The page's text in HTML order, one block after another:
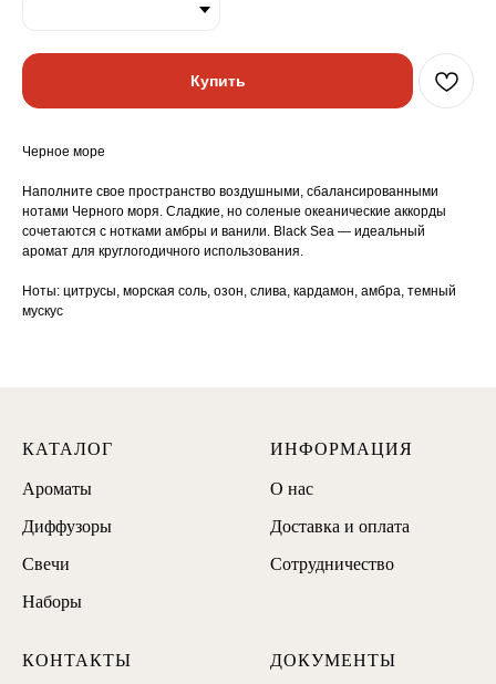
Купить
Черное море
Наполните свое пространство воздушными, сбалансированными
нотами Черного моря. Сладкие, но соленые океанические аккорды
сочетаются с нотками амбры и ванили. Black Sea — идеальный
аромат для круглогодичного использования.
Ноты: цитрусы, морская соль, озон, слива, кардамон, амбра, темный
мускус
КАТАЛОГ
Ароматы
Диффузоры
Свечи
Наборы
ИНФОРМАЦИЯ
О нас
Доставка и оплата
Сотрудничество
КОНТАКТЫ ДОКУМЕНТЫ